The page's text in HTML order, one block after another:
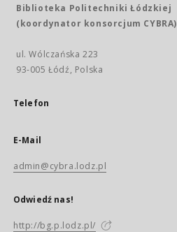
Biblioteka Politechniki Łódzkiej
(koordynator konsorcjum CYBRA)
ul. Wólczańska 223
93-005 Łódź, Polska
Telefon
E-Mail
admin@cybra.lodz.pl
Odwiedź nas!
http://bg.p.lodz.pl/